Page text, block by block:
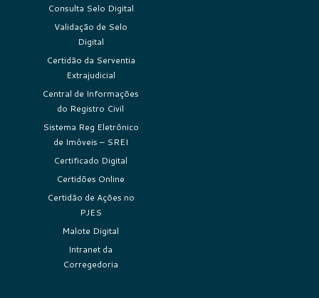
Consulta Selo Digital
Validação de Selo
Digital
Certidão da Serventia
Extrajudicial
Central de Informações
do Registro Civil
Sistema Reg Eletrônico
de Imóveis – SREI
Certificado Digital
Certidões Online
Certidão de Ações no
PJES
Malote Digital
Intranet da
Corregedoria